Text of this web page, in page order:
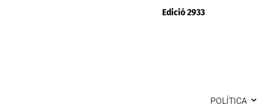
Edició 2933
POLÍTICA